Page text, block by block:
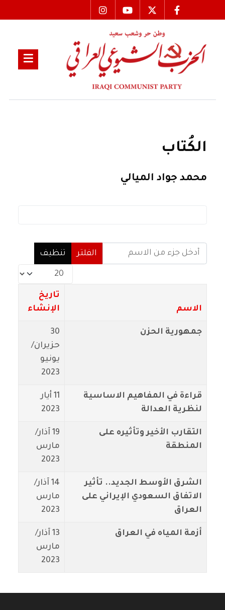
الكُتاب
محمد جواد الميالي
أدخل جزء من الاسم
الفلتر
تنظيف
عدد الإظهارات:
الاسم
تاريخ
الإنشاء
جمهورية الحزن
30
حزيران/
يونيو
2023
قراءة في المفاهيم الاساسية
لنظرية العدالة
11 أيار
2023
التقارب الأخير وتأثيره على
المنطقة
19 آذار/
مارس
2023
الشرق الأوسط الجديد.. تأثير
الاتفاق السعودي الإيراني على
العراق
14 آذار/
مارس
2023
أزمة المياه في العراق
13 آذار/
مارس
2023